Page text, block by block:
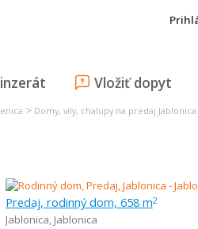
Vložiť dopyt
> Domy, vily, chalupy na predaj Jablonica
Predaj, rodinný dom, 658 m2
Jablonica, Jablonica